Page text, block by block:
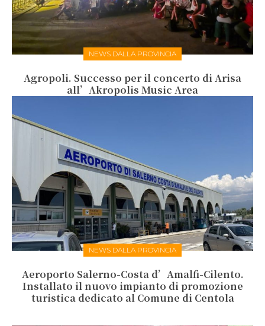
NEWS DALLA PROVINCIA
Agropoli. Successo per il concerto di Arisa
all’Akropolis Music Area
NEWS DALLA PROVINCIA
Aeroporto Salerno-Costa d’Amalfi-Cilento.
Installato il nuovo impianto di promozione
turistica dedicato al Comune di Centola